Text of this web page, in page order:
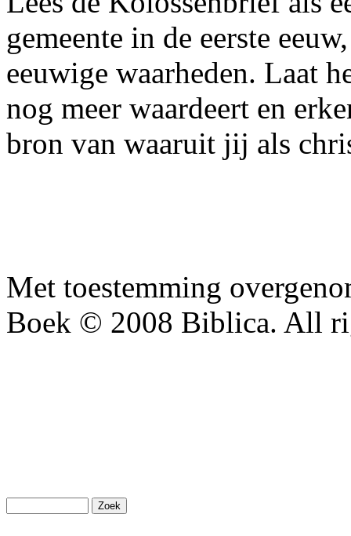
gemeente in de eerste
eeuwige waarheden. Laat
nog meer waardeert en
bron van waaruit jij als
Met toestemming
Boek © 2008 Biblica. All